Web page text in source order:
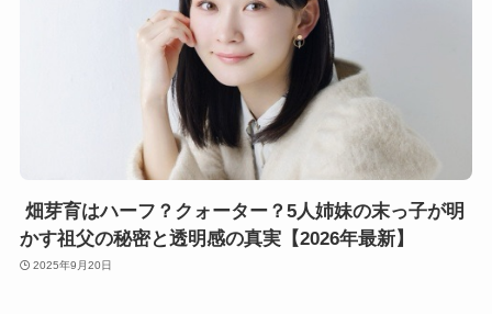
畑芽育はハーフ？クォーター？5人姉妹の末っ子が明
かす祖父の秘密と透明感の真実【2026年最新】
2025年9月20日